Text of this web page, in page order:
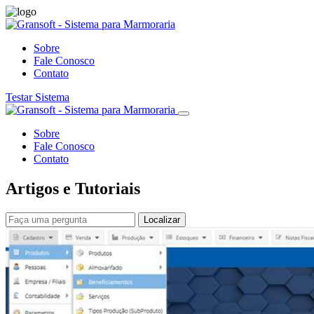
Sobre
Fale Conosco
Contato
Testar Sistema
Sobre
Fale Conosco
Contato
Artigos e Tutoriais